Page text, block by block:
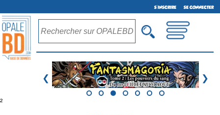
S'INSCRIRE SE CONNECTER
❮ ❯
²